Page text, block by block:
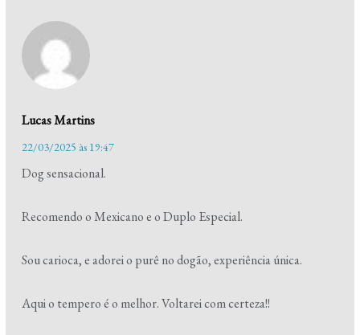
Lucas Martins
22/03/2025 às 19:47
Dog sensacional.
Recomendo o Mexicano e o Duplo Especial.
Sou carioca, e adorei o purê no dogão, experiência única.
Aqui o tempero é o melhor. Voltarei com certeza!!